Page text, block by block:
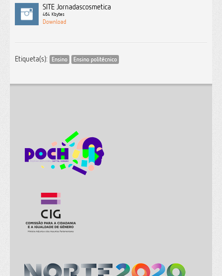
SITE Jornadascosmetica
464 Kbytes
Etiqueta(s): Ensino Ensino politécnico